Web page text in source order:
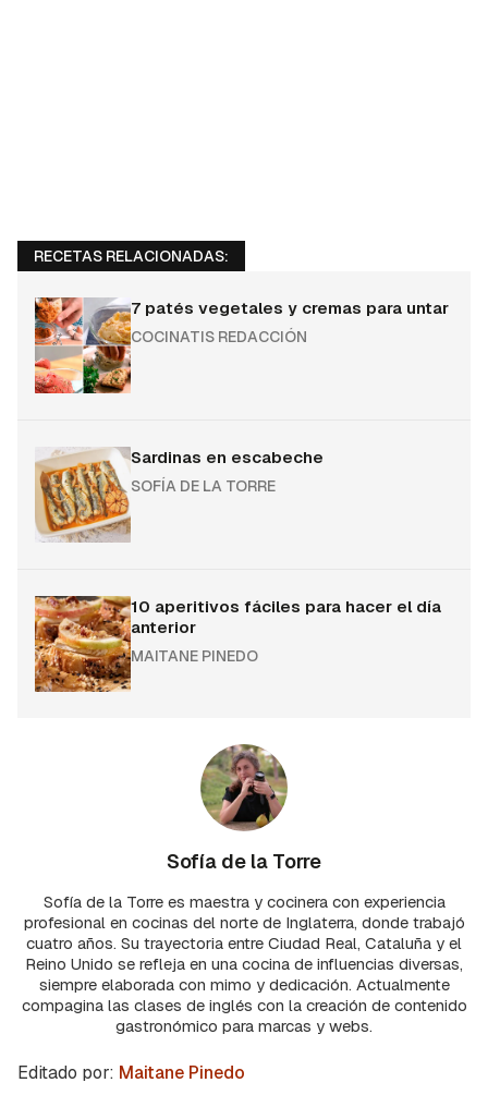
RECETAS RELACIONADAS:
7 patés vegetales y cremas para untar
COCINATIS REDACCIÓN
Sardinas en escabeche
SOFÍA DE LA TORRE
10 aperitivos fáciles para hacer el día
anterior
MAITANE PINEDO
Sofía de la Torre
Sofía de la Torre es maestra y cocinera con experiencia
profesional en cocinas del norte de Inglaterra, donde trabajó
cuatro años. Su trayectoria entre Ciudad Real, Cataluña y el
Reino Unido se refleja en una cocina de influencias diversas,
siempre elaborada con mimo y dedicación. Actualmente
compagina las clases de inglés con la creación de contenido
gastronómico para marcas y webs.
Editado por: Maitane Pinedo